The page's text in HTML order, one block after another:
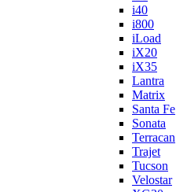
i40
i800
iLoad
iX20
iX35
Lantra
Matrix
Santa Fe
Sonata
Terracan
Trajet
Tucson
Velostar